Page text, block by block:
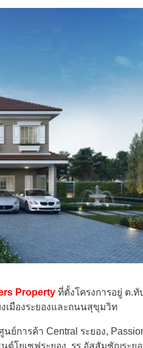
Property ที่ตั้งโครงการอยู่ ต.ทั
เมืองระยองและถนนสุขุมวิท
ย์การค้า Central ระยอง,
นต์โยเซฟระยอง, รร.อัสสัมชัญระยอ